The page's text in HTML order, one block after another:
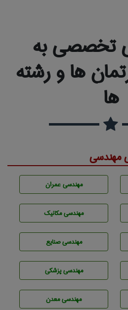
تخصصی به
ها و رشته
ها
مهندسی
مهندسی عمران
مهندسی مکانیک
مهندسی صنايع
مهندسی پزشکی
مهندسی معدن